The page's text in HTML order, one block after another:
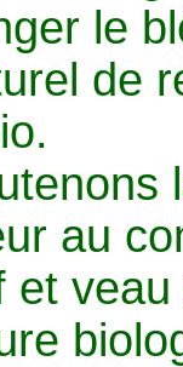
le
de
au
et